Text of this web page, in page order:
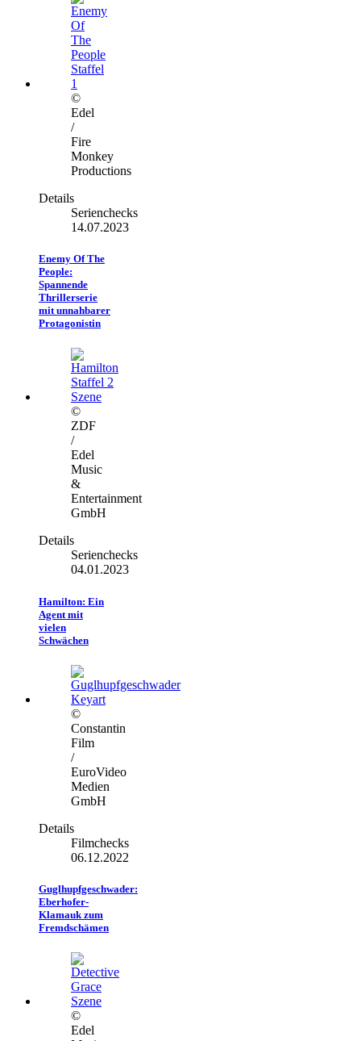
©
Edel
/
Fire
Monkey
Productions
Details
Serienchecks
14.07.2023
Enemy Of The
People:
Spannende
Thrillerserie
mit unnahbarer
Protagonistin
©
ZDF
/
Edel
Music
&
Entertainment
GmbH
Details
Serienchecks
04.01.2023
Hamilton: Ein
Agent mit
vielen
Schwächen
©
Constantin
Film
/
EuroVideo
Medien
GmbH
Details
Filmchecks
06.12.2022
Guglhupfgeschwader:
Eberhofer-
Klamauk zum
Fremdschämen
©
Edel